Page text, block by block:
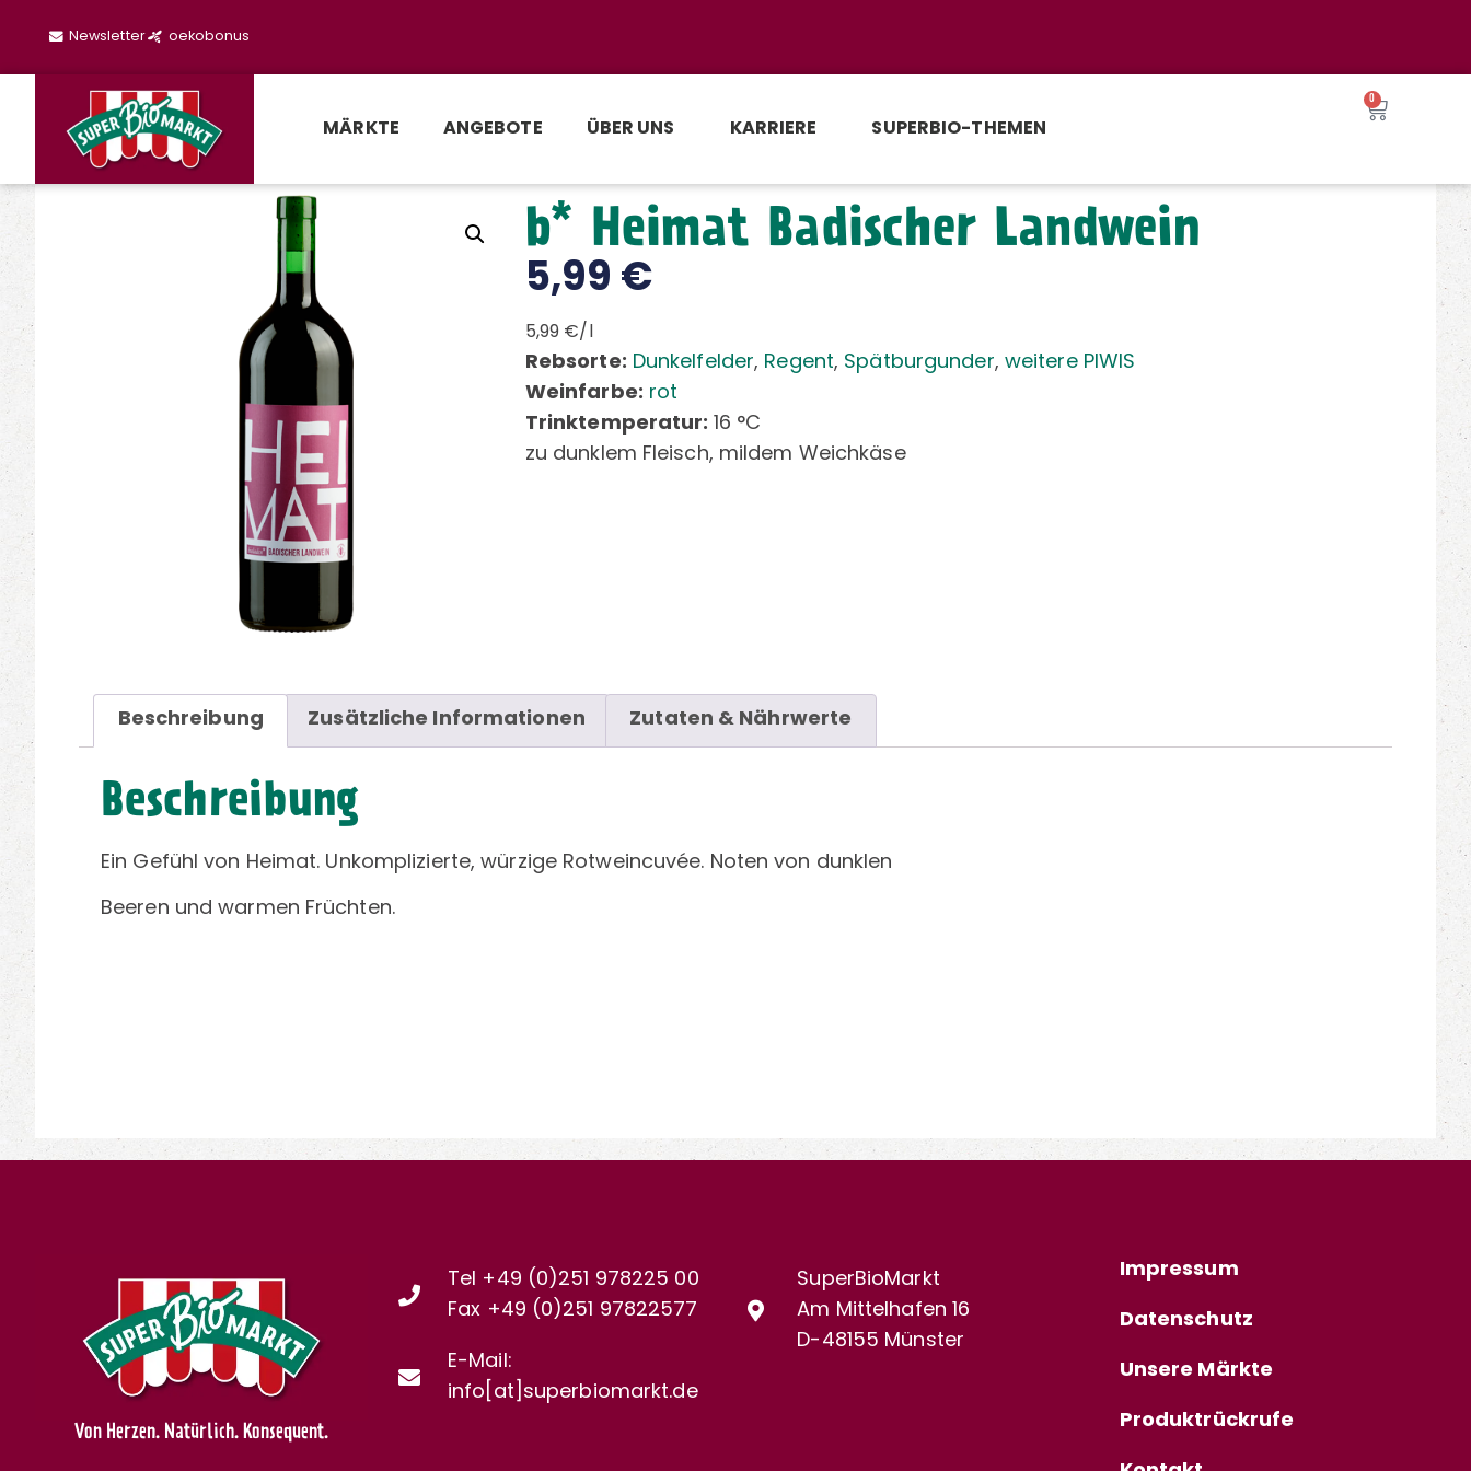
Newsletter oekobonus
MÄRKTE ANGEBOTE ÜBER UNS KARRIERE SUPERBIO-THEMEN
0
b* Heimat Badischer Landwein
5,99 €
5,99 €/l
Rebsorte: Dunkelfelder, Regent, Spätburgunder, weitere PIWIS
Weinfarbe: rot
Trinktemperatur: 16 °C
zu dunklem Fleisch, mildem Weichkäse
Beschreibung Zusätzliche Informationen Zutaten & Nährwerte
Beschreibung
Ein Gefühl von Heimat. Unkomplizierte, würzige Rotweincuvée. Noten von dunklen
Beeren und warmen Früchten.
Von Herzen. Natürlich. Konsequent.
Tel +49 (0)251 978225 00
Fax +49 (0)251 97822577
E-Mail:
info[at]superbiomarkt.de
SuperBioMarkt
Am Mittelhafen 16
D-48155 Münster
Impressum
Datenschutz
Unsere Märkte
Produktrückrufe